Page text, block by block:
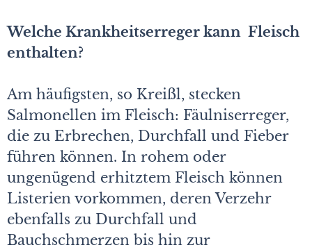
Welche Krankheitserreger kann Fleisch
enthalten?
Am häufigsten, so Kreißl, stecken
Salmonellen im Fleisch: Fäulniserreger,
die zu Erbrechen, Durchfall und Fieber
führen können. In rohem oder
ungenügend erhitztem Fleisch können
Listerien vorkommen, deren Verzehr
ebenfalls zu Durchfall und
Bauchschmerzen bis hin zur